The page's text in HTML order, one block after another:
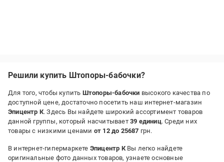
Решили купить Штопоры-бабочки?
Для того, чтобы купить Штопоры-бабочки высокого качества по
доступной цене, достаточно посетить наш интернет-магазин
Эпицентр К. Здесь Вы найдете широкий ассортимент товаров
данной группы, который насчитывает 39 единиц. Среди них
товары с низкими ценами от 12 до 25687 грн.
В интернет-гипермаркете Эпицентр КВы легко найдете
оригинальные фото данных товаров, узнаете основные